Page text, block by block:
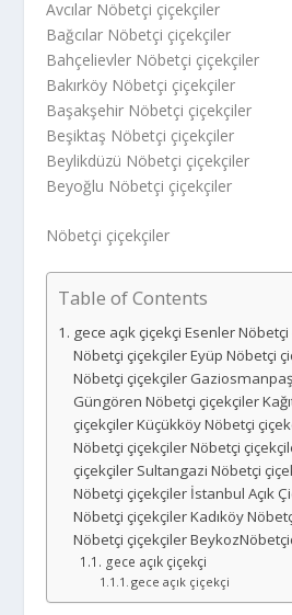
Avcılar Nöbetçi çiçekçiler
Bağcılar Nöbetçi çiçekçiler
Bahçelievler Nöbetçi çiçekçiler
Bakırköy Nöbetçi çiçekçiler
Başakşehir Nöbetçi çiçekçiler
Beşiktaş Nöbetçi çiçekçiler
Beylikdüzü Nöbetçi çiçekçiler
Beyoğlu Nöbetçi çiçekçiler
Nöbetçi çiçekçiler
Table of Contents
gece açık çiçekçi Esenler
Nöbetçi çiçekçiler Eyüp Nöbetçi
Nöbetçi çiçekçiler
Güngören Nöbetçi çiçekçiler
çiçekçiler Küçükköy Nöbetçi
Nöbetçi çiçekçiler Nöbetçi
çiçekçiler Sultangazi Nöbetçi
Nöbetçi çiçekçiler İstanbul Açık
Nöbetçi çiçekçiler Kadıköy
Nöbetçi çiçekçiler
gece açık çiçekçi
gece açık çiçekçi